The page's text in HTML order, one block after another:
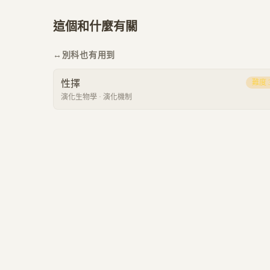
這個和什麼有關
↔ 別科也有用到
性擇
演化生物學 · 演化機制
難度